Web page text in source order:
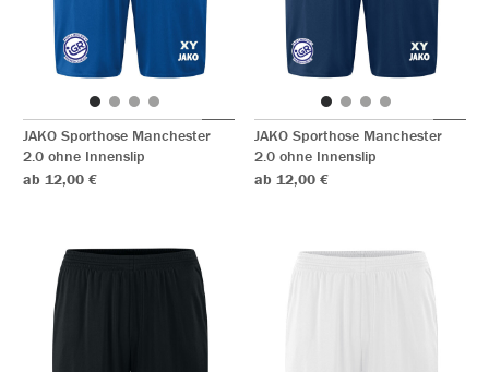
JAKO Sporthose Manchester
2.0 ohne Innenslip
ab 12,00 €
JAKO Sporthose Manchester
2.0 ohne Innenslip
ab 12,00 €